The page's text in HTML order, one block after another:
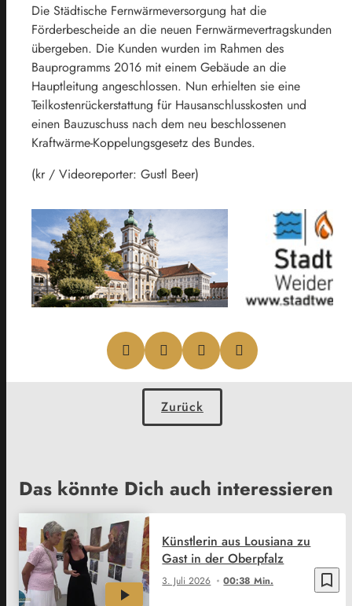
Die Städtische Fernwärmeversorgung hat die
Förderbescheide an die neuen Fernwärmevertragskunden
übergeben. Die Kunden wurden im Rahmen des
Bauprogramms 2016 mit einem Gebäude an die
Hauptleitung angeschlossen. Nun erhielten sie eine
Teilkostenrückerstattung für Hausanschlusskosten und
einen Bauzuschuss nach dem neu beschlossenen
Kraftwärme-Koppelungsgesetz des Bundes.
(kr / Videoreporter: Gustl Beer)
Zurück
Das könnte Dich auch interessieren
bookmark_border
3. Juli 2026 00:38 Min.
Künstlerin aus Lousiana zu
Gast in der Oberpfalz